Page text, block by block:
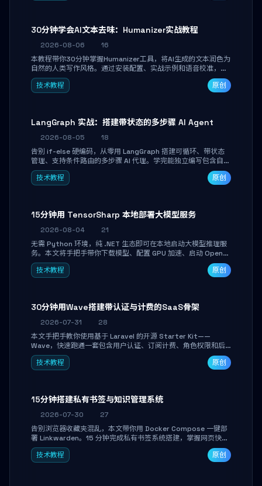
30分钟学会AI文本去味：Humanizer实战教程
2026-08-06
16
本教程带你30分钟掌握Humanizer工具，将AI生成的文本润色为
自然的人类写作风格。通过安装配置、实战示例和语音校准，让
你的内容告别AI痕迹，匹配个人写作习惯，适合内容创作者和技
术博主。
技术教程 原创
LangGraph 实战：搭建带状态的多步骤 AI Agent
2026-08-05
18
告别 if-else 硬编码，从零用 LangGraph 搭建可循环、带状态
管理、支持条件路由的多步骤 AI 代理。学完能独立编写包含自动
决策、工具调用和持久化状态的复杂工作流，并避开递归溢出、
状态丢失等常见坑点。
技术教程 原创
15分钟用 TensorSharp 本地部署大模型服务
2026-08-04
21
无需 Python 环境，纯 .NET 生态即可在本地启动大模型推理服
务。本文将手把手带你下载模型、配置 GPU 加速、启动 OpenAI
兼容 API，并在 C# 业务代码中无缝调用。数据不出网，零门槛
搞定本地 LLM 部署。
技术教程 原创
30分钟用Wave搭建带认证与计费的SaaS骨架
2026-07-31
28
本文手把手教你使用基于 Laravel 的开源 Starter Kit——
Wave，快速跑通一套包含用户认证、订阅计费、角色权限和后
台管理的完整 SaaS 骨架。附带 Stripe 测试支付对接与自定义
业务页面开发实战，助你省去重复基建时间，将精力聚焦于核心
技术教程 原创
15分钟搭建私有书签与知识管理系统
2026-07-30
27
告别浏览器收藏夹混乱，本文带你用 Docker Compose 一键部
署 Linkwarden。15 分钟完成私有书签系统搭建，掌握网页快照
归档、高亮批注、分类管理与全文搜索。适合开发者与知识工作
者打造个人知识库，资料统一归档，随时检索。
技术教程 原创